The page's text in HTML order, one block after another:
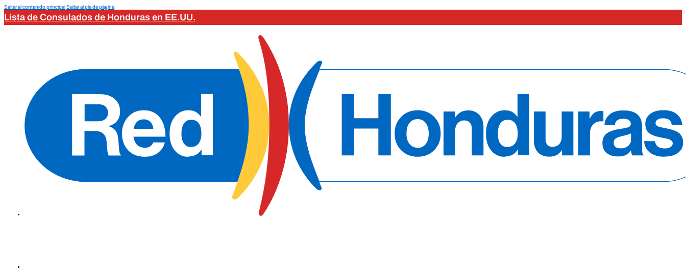
Saltar al contenido principalSaltar al pie de página
Lista de Consulados de Honduras en EE.UU.